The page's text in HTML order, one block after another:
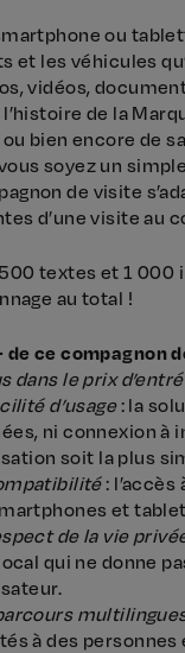
ou
et les véhicules
vidéos,
l’histoire de la
bien encore de
soyez un
de visite
d’une visite au
textes et 1 000
au total !
de ce compagnon
dans le prix
d’usage: la
ni connexion à
soit la plus
:
et
de la vie
qui ne donne
à des